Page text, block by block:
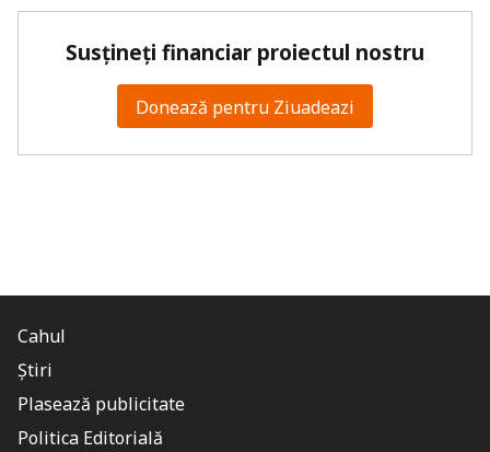
Susțineți financiar proiectul nostru
Donează pentru Ziuadeazi
Cahul
Știri
Plasează publicitate
Politica Editorială